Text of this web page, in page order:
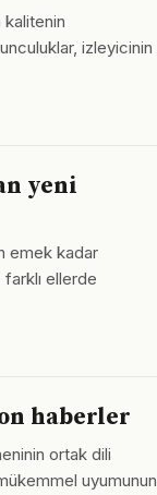
kalitenin
izleyicinin
yeni
emek kadar
ellerde
haberler
ortak dili
uyumunun